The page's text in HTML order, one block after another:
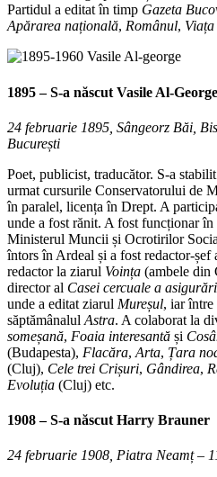
Partidul a editat în timp Gazeta
Apărarea națională, Românul,
1895 – S-a născut Vasile Al-George
24 februarie 1895, Sângeorz Băi,
București
Poet, publicist, traducător. S-a
urmat cursurile Conservatorului de
în paralel, licența în Drept. A
unde a fost rănit. A fost funcționar
Ministerul Muncii și Ocrotirilor
întors în Ardeal și a fost redactor-șef
redactor la ziarul Voința (ambele din
director al Casei cercuale a
unde a editat ziarul Mureșul, iar între
săptămânalul Astra. A colaborat la
someșană, Foaia interesantă și
(Budapesta), Flacăra, Arta, Țara
(Cluj), Cele trei Crișuri, Gândirea,
Evoluția (Cluj) etc.
1908 – S-a născut Harry Brauner
24 februarie 1908, Piatra Neamț –